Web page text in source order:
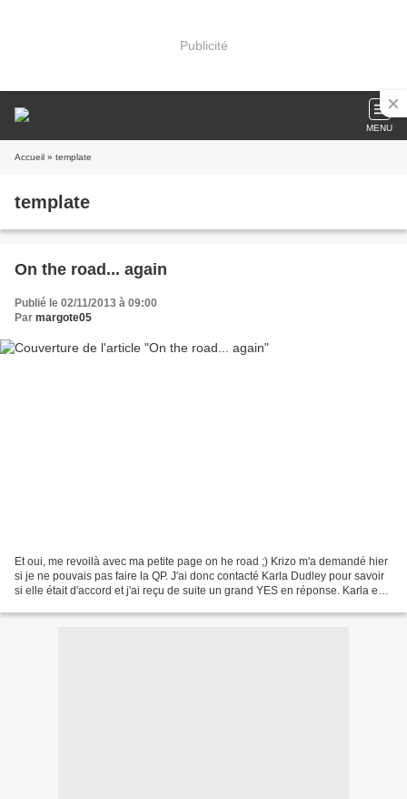
Publicité
MENU
Accueil » template
template
On the road... again
Publié le 02/11/2013 à 09:00
Par margote05
Et oui, me revoilà avec ma petite page on he road ;) Krizo m'a demandé hier
si je ne pouvais pas faire la QP. J'ai donc contacté Karla Dudley pour savoir
si elle était d'accord et j'ai reçu de suite un grand YES en réponse. Karla est